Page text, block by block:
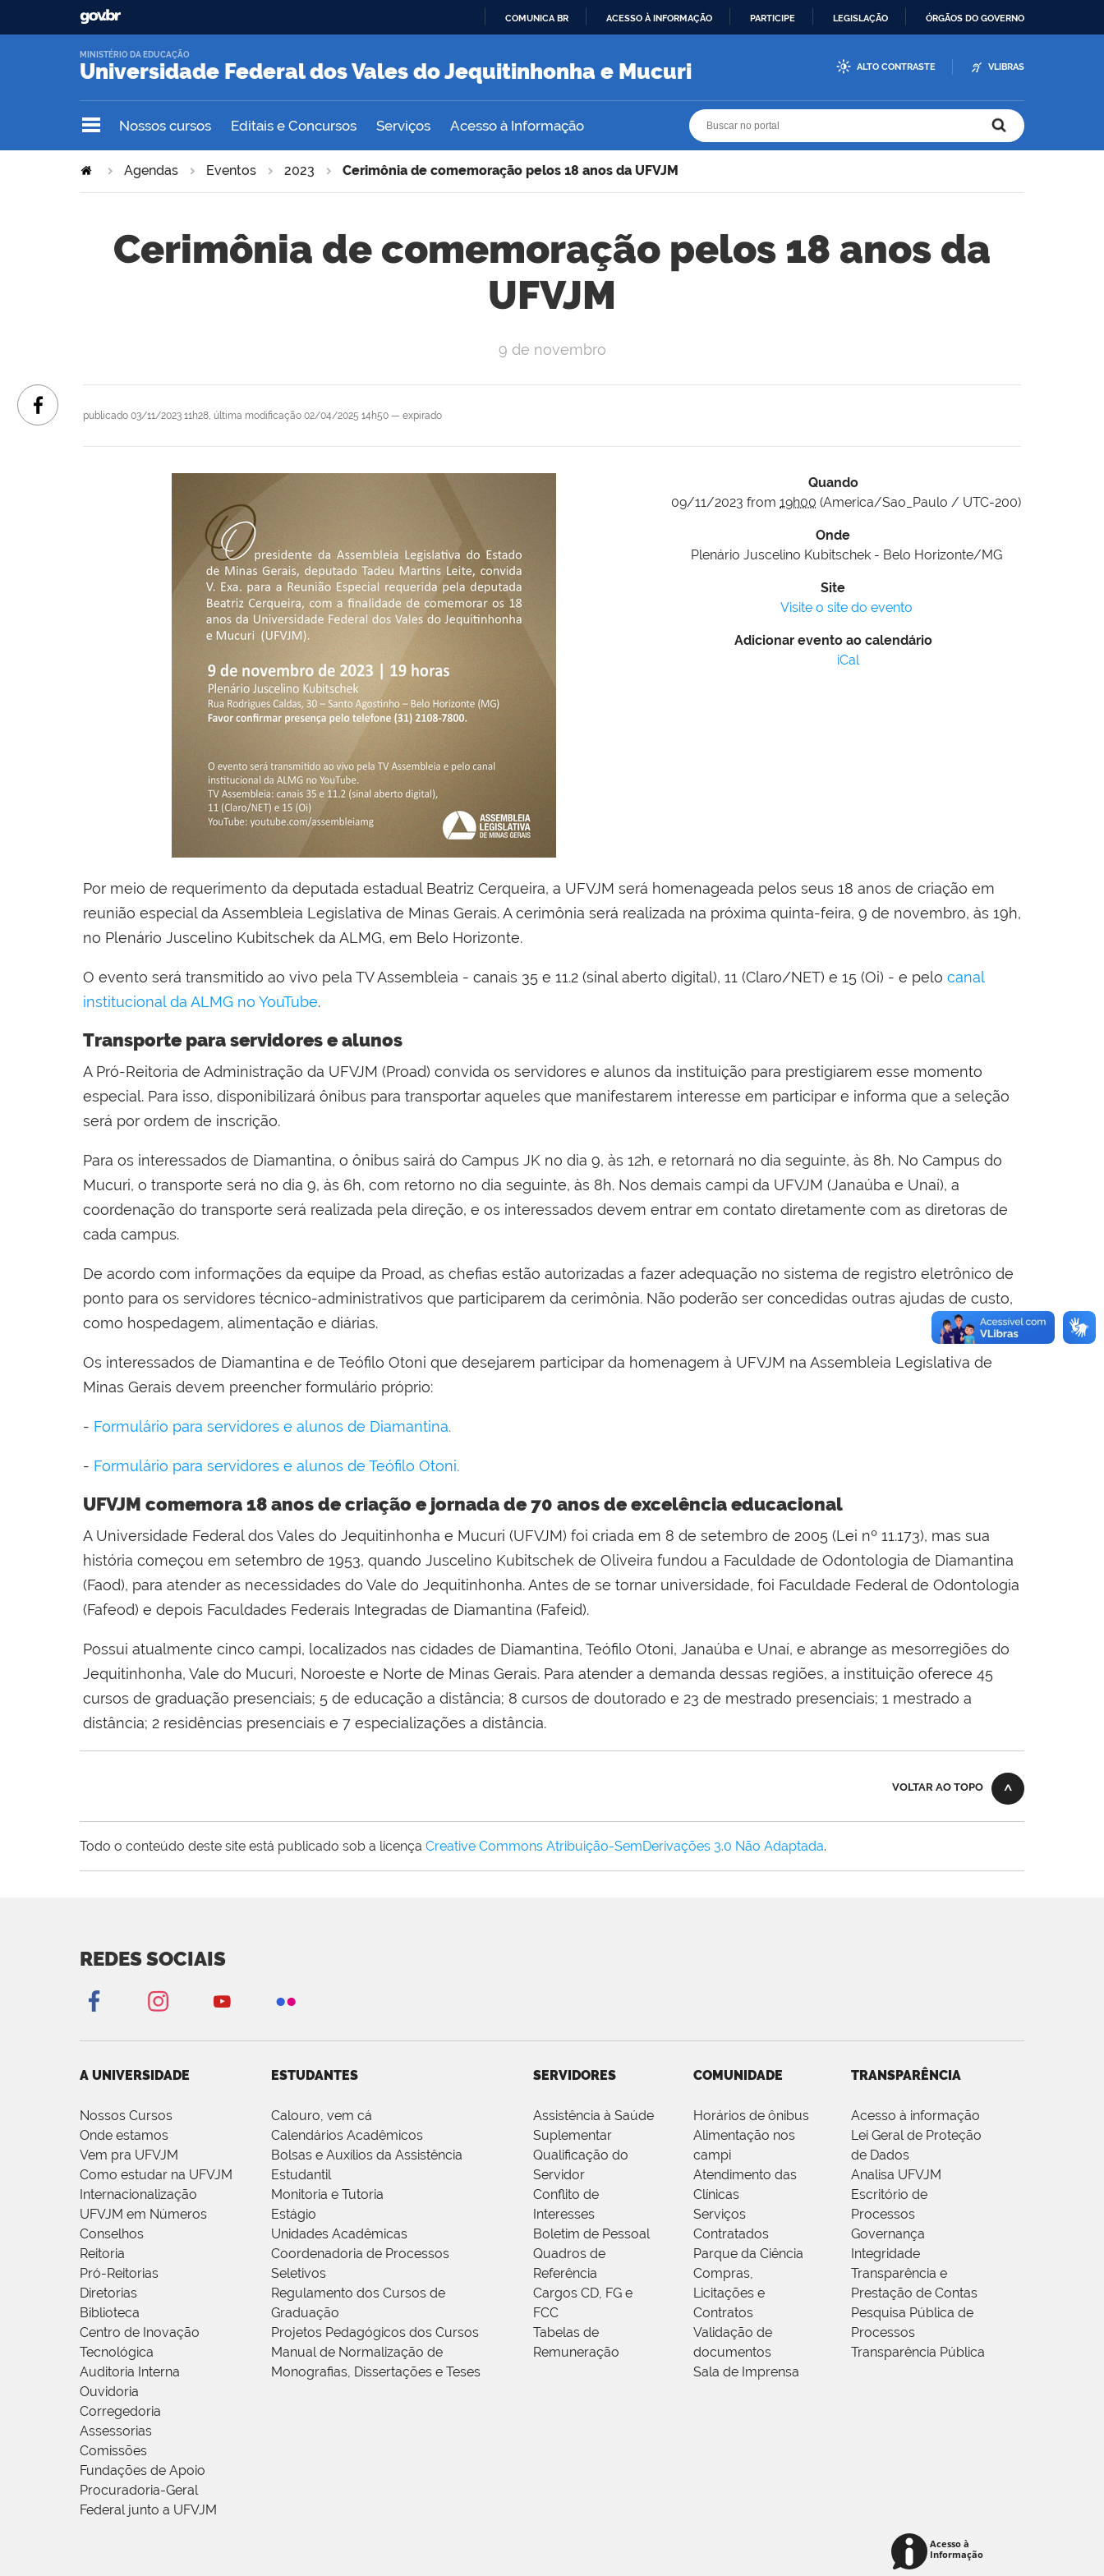
O
COMUNICA BR ACESSO À INFORMAÇÃO PARTICIPE LEGISLAÇÃO ÓRGÃOS DO GOVERNO
Universidade Federal dos Vales do Jequitinhonha e Mucuri
MINISTÉRIO DA EDUCAÇÃO
ALTO CONTRASTE VLIBRAS
Nossos cursos Editais e Concursos Serviços Acesso à Informação
Agendas Eventos 2023 Cerimônia de comemoração pelos 18 anos da UFVJM
Cerimônia de comemoração pelos 18 anos da
UFVJM
publicado 03/11/2023 11h28, última modificação 02/04/2025 14h50 — expirado
9 de novembro
Quando
09/11/2023 from 19h00 (America/Sao_Paulo / UTC-200)
Onde
Plenário Juscelino Kubitschek - Belo Horizonte/MG
Site
Visite o site do evento
Adicionar evento ao calendário
iCal
Por meio de requerimento da deputada estadual Beatriz Cerqueira, a UFVJM será homenageada pelos seus 18 anos de criação em
reunião especial da Assembleia Legislativa de Minas Gerais. A cerimônia será realizada na próxima quinta-feira, 9 de novembro, às 19h,
no Plenário Juscelino Kubitschek da ALMG, em Belo Horizonte.
O evento será transmitido ao vivo pela TV Assembleia - canais 35 e 11.2 (sinal aberto digital), 11 (Claro/NET) e 15 (Oi) - e pelo canal
institucional da ALMG no YouTube.
Transporte para servidores e alunos
A Pró-Reitoria de Administração da UFVJM (Proad) convida os servidores e alunos da instituição para prestigiarem esse momento
especial. Para isso, disponibilizará ônibus para transportar aqueles que manifestarem interesse em participar e informa que a seleção
será por ordem de inscrição.
Para os interessados de Diamantina, o ônibus sairá do Campus JK no dia 9, às 12h, e retornará no dia seguinte, às 8h. No Campus do
Mucuri, o transporte será no dia 9, às 6h, com retorno no dia seguinte, às 8h. Nos demais campi da UFVJM (Janaúba e Unaí), a
coordenação do transporte será realizada pela direção, e os interessados devem entrar em contato diretamente com as diretoras de
cada campus.
De acordo com informações da equipe da Proad, as chefias estão autorizadas a fazer adequação no sistema de registro eletrônico de
ponto para os servidores técnico-administrativos que participarem da cerimônia. Não poderão ser concedidas outras ajudas de custo,
como hospedagem, alimentação e diárias.
Os interessados de Diamantina e de Teófilo Otoni que desejarem participar da homenagem à UFVJM na Assembleia Legislativa de
Minas Gerais devem preencher formulário próprio:
- Formulário para servidores e alunos de Diamantina.
- Formulário para servidores e alunos de Teófilo Otoni.
UFVJM comemora 18 anos de criação e jornada de 70 anos de excelência educacional
A Universidade Federal dos Vales do Jequitinhonha e Mucuri (UFVJM) foi criada em 8 de setembro de 2005 (Lei nº 11.173), mas sua
história começou em setembro de 1953, quando Juscelino Kubitschek de Oliveira fundou a Faculdade de Odontologia de Diamantina
(Faod), para atender as necessidades do Vale do Jequitinhonha. Antes de se tornar universidade, foi Faculdade Federal de Odontologia
(Fafeod) e depois Faculdades Federais Integradas de Diamantina (Fafeid).
Possui atualmente cinco campi, localizados nas cidades de Diamantina, Teófilo Otoni, Janaúba e Unaí, e abrange as mesorregiões do
Jequitinhonha, Vale do Mucuri, Noroeste e Norte de Minas Gerais. Para atender a demanda dessas regiões, a instituição oferece 45
cursos de graduação presenciais; 5 de educação a distância; 8 cursos de doutorado e 23 de mestrado presenciais; 1 mestrado a
distância; 2 residências presenciais e 7 especializações a distância.
VOLTAR AO TOPO
Todo o conteúdo deste site está publicado sob a licença Creative Commons Atribuição-SemDerivações 3.0 Não Adaptada.
REDES SOCIAIS
A UNIVERSIDADE
Nossos Cursos
Onde estamos
Vem pra UFVJM
Como estudar na UFVJM
Internacionalização
UFVJM em Números
Conselhos
Reitoria
Pró-Reitorias
Diretorias
Biblioteca
Centro de Inovação
Tecnológica
Auditoria Interna
Ouvidoria
Corregedoria
Assessorias
Comissões
Fundações de Apoio
Procuradoria-Geral
Federal junto a UFVJM
ESTUDANTES
Calouro, vem cá
Calendários Acadêmicos
Bolsas e Auxílios da Assistência
Estudantil
Monitoria e Tutoria
Estágio
Unidades Acadêmicas
Coordenadoria de Processos
Seletivos
Regulamento dos Cursos de
Graduação
Projetos Pedagógicos dos Cursos
Manual de Normalização de
Monografias, Dissertações e Teses
SERVIDORES
Assistência à Saúde
Suplementar
Qualificação do
Servidor
Conflito de
Interesses
Boletim de Pessoal
Quadros de
Referência
Cargos CD, FG e
FCC
Tabelas de
Remuneração
COMUNIDADE
Horários de ônibus
Alimentação nos
campi
Atendimento das
Clínicas
Serviços
Contratados
Parque da Ciência
Compras,
Licitações e
Contratos
Validação de
documentos
Sala de Imprensa
TRANSPARÊNCIA
Acesso à informação
Lei Geral de Proteção
de Dados
Analisa UFVJM
Escritório de
Processos
Governança
Integridade
Transparência e
Prestação de Contas
Pesquisa Pública de
Processos
Transparência Pública